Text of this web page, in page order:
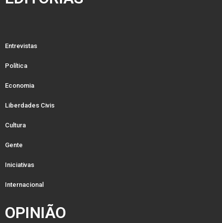
Entrevistas
Política
Economia
Liberdades Civis
Cultura
Gente
Iniciativas
Internacional
OPINIÃO